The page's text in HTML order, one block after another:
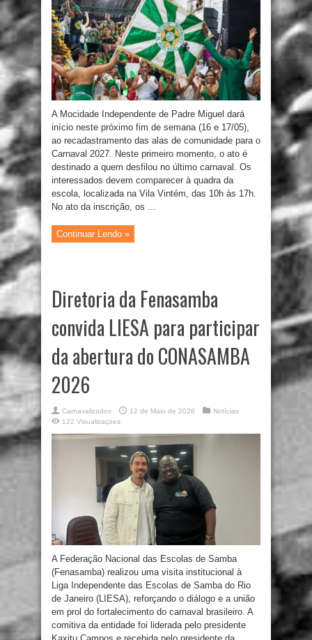
A Mocidade Independente de Padre Miguel dará
início neste próximo fim de semana (16 e 17/05),
ao recadastramento das alas de comunidade para o
Carnaval 2027. Neste primeiro momento, o ato é
destinado a quem desfilou no último carnaval. Os
interessados devem comparecer à quadra da
escola, localizada na Vila Vintém, das 10h às 17h.
No ato da inscrição, os ...
Continuar Lendo »
Diretoria da Fenasamba
convida LIESA para participar
da abertura do CONASAMBA
2026
Carnavalizados 12 de Maio de 2026
Notícias
122 Visualizaçoes
A Federação Nacional das Escolas de Samba
(Fenasamba) realizou uma visita institucional à
Liga Independente das Escolas de Samba do Rio
de Janeiro (LIESA), reforçando o diálogo e a união
em prol do fortalecimento do carnaval brasileiro. A
comitiva da entidade foi liderada pelo presidente